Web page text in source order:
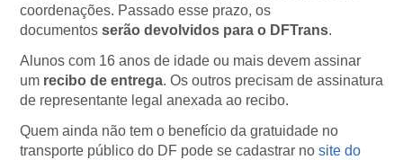
coordenações. Passado esse prazo, os
documentos serão devolvidos para o DFTrans.
Alunos com 16 anos de idade ou mais devem assinar
um recibo de entrega. Os outros precisam de assinatura
de representante legal anexada ao recibo.
Quem ainda não tem o benefício da gratuidade no
transporte público do DF pode se cadastrar no site do